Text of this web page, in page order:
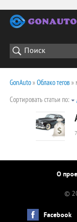
GonAuto» Облако тегов»
Сортировать статьи по:
О
©
Facebook